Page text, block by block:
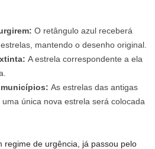
O retângulo azul receberá
mantendo o desenho original.
A estrela correspondente a ela
As estrelas das antigas
única nova estrela será colocada
regime de urgência, já passou pelo